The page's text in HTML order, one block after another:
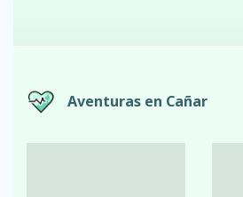
Aventuras en Cañar